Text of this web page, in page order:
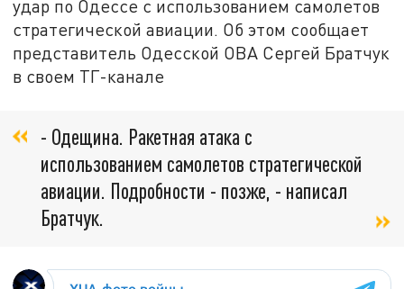
удар по Одессе с использованием самолетов
стратегической авиации. Об этом сообщает
представитель Одесской ОВА Сергей Братчук
в своем ТГ-канале
- Одещина. Ракетная атака с
использованием самолетов стратегической
авиации. Подробности - позже, - написал
Братчук.